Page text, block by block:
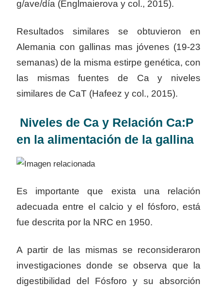
g/ave/día (Englmaierova y col., 2015).
Resultados similares se obtuvieron en
Alemania con gallinas mas jóvenes (19-23
semanas) de la misma estirpe genética, con
las mismas fuentes de Ca y niveles
similares de CaT (Hafeez y col., 2015).
Niveles de Ca y Relación Ca:P
en la alimentación de la gallina
Es importante que exista una relación
adecuada entre el calcio y el fósforo, está
fue descrita por la NRC en 1950.
A partir de las mismas se reconsideraron
investigaciones donde se observa que la
digestibilidad del Fósforo y su absorción